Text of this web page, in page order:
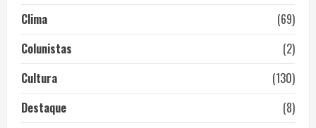
Clima
(69)
Colunistas
(2)
Cultura
(130)
Destaque
(8)